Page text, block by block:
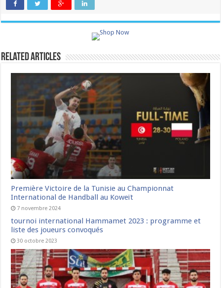
Related Articles
Première Victoire de la Tunisie au Championnat
International de Handball au Koweït
7 novembre 2024
tournoi international Hammamet 2023 : programme et
liste des joueurs convoqués
30 octobre 2023